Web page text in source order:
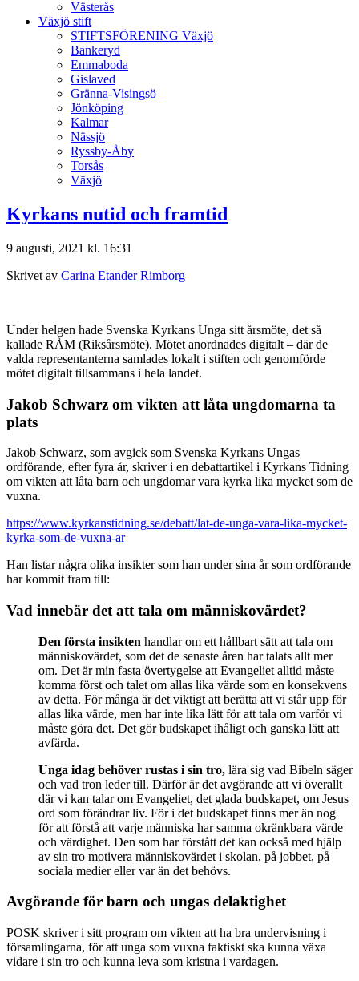
Västerås
Växjö stift
STIFTSFÖRENING Växjö
Bankeryd
Emmaboda
Gislaved
Gränna-Visingsö
Jönköping
Kalmar
Nässjö
Ryssby-Åby
Torsås
Växjö
Kyrkans nutid och framtid
9 augusti, 2021 kl. 16:31
Skrivet av Carina Etander Rimborg
Under helgen hade Svenska Kyrkans Unga sitt årsmöte, det så
kallade RÅM (Riksårsmöte). Mötet anordnades digitalt – där de
valda representanterna samlades lokalt i stiften och genomförde
mötet digitalt tillsammans i hela landet.
Jakob Schwarz om vikten att låta ungdomarna ta
plats
Jakob Schwarz, som avgick som Svenska Kyrkans Ungas
ordförande, efter fyra år, skriver i en debattartikel i Kyrkans Tidning
om vikten att låta barn och ungdomar vara kyrka lika mycket som de
vuxna.
https://www.kyrkanstidning.se/debatt/lat-de-unga-vara-lika-mycket-
kyrka-som-de-vuxna-ar
Han listar några olika insikter som han under sina år som ordförande
har kommit fram till:
Vad innebär det att tala om människovärdet?
Den första insikten handlar om ett hållbart sätt att tala om
människovärdet, som det de senaste åren har talats allt mer
om. Det är min fasta övertygelse att Evangeliet alltid måste
komma först och talet om allas lika värde som en konsekvens
av detta. För många är det viktigt att berätta att vi står upp för
allas lika värde, men har inte lika lätt för att tala om varför vi
måste göra det. Det gör budskapet ihåligt och ganska lätt att
avfärda.
Unga idag behöver rustas i sin tro, lära sig vad Bibeln säger
och vad tron leder till. Därför är det avgörande att vi överallt
där vi kan talar om Evangeliet, det glada budskapet, om Jesus
ord som förändrar liv. För i det budskapet finns mer än nog
för att förstå att varje människa har samma okränkbara värde
och värdighet. Den som har förstått det kan också med hjälp
av sin tro motivera människovärdet i skolan, på jobbet, på
sociala medier eller var än det behövs.
Avgörande för barn och ungas delaktighet
POSK skriver i sitt program om vikten att ha bra undervisning i
församlingarna, för att unga som vuxna faktiskt ska kunna växa
vidare i sin tro och kunna leva som kristna i vardagen.